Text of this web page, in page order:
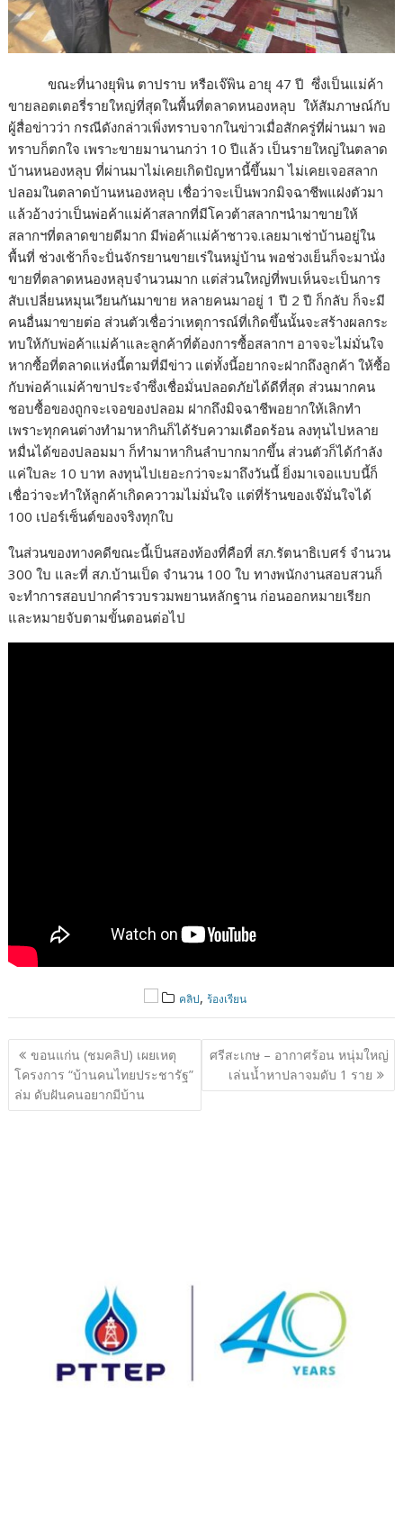
ขณะที่นางยุพิน ตาปราบ หรือเจ๊พิน อายุ 47 ปี ซึ่งเป็นแม่ค้า
ขายลอตเตอรี่รายใหญ่ที่สุดในพื้นที่ตลาดหนองหลุบ ให้สัมภาษณ์กับ
ผู้สื่อข่าวว่า กรณีดังกล่าวเพิ่งทราบจากในข่าวเมื่อสักครู่ที่ผ่านมา พอ
ทราบก็ตกใจ เพราะขายมานานกว่า 10 ปีแล้ว เป็นรายใหญ่ในตลาด
บ้านหนองหลุบ ที่ผ่านมาไม่เคยเกิดปัญหานี้ขึ้นมา ไม่เคยเจอสลาก
ปลอมในตลาดบ้านหนองหลุบ เชื่อว่าจะเป็นพวกมิจฉาชีพแฝงตัวมา
แล้วอ้างว่าเป็นพ่อค้าแม่ค้าสลากที่มีโควต้าสลากฯนำมาขายให้
สลากฯที่ตลาดขายดีมาก มีพ่อค้าแม่ค้าชาวจ.เลยมาเช่าบ้านอยู่ใน
พื้นที่ ช่วงเช้าก็จะปั่นจักรยานขายเร่ในหมู่บ้าน พอช่วงเย็นก็จะมานั่ง
ขายที่ตลาดหนองหลุบจำนวนมาก แต่ส่วนใหญ่ที่พบเห็นจะเป็นการ
สับเปลี่ยนหมุนเวียนกันมาขาย หลายคนมาอยู่ 1 ปี 2 ปี ก็กลับ ก็จะมี
คนอื่นมาขายต่อ ส่วนตัวเชื่อว่าเหตุการณ์ที่เกิดขึ้นนั้นจะสร้างผลกระ
ทบให้กับพ่อค้าแม่ค้าและลูกค้าที่ต้องการซื้อสลากฯ อาจจะไม่มั่นใจ
หากซื้อที่ตลาดแห่งนี้ตามที่มีข่าว แต่ทั้งนี้อยากจะฝากถึงลูกค้า ให้ซื้อ
กับพ่อค้าแม่ค้าขาประจำซึ่งเชื่อมั่นปลอดภัยได้ดีที่สุด ส่วนมากคน
ชอบซื้อของถูกจะเจอของปลอม ฝากถึงมิจฉาชีพอยากให้เลิกทำ
เพราะทุกคนต่างทำมาหากินก็ได้รับความเดือดร้อน ลงทุนไปหลาย
หมื่นได้ของปลอมมา ก็ทำมาหากินลำบากมากขึ้น ส่วนตัวก็ได้กำลัง
แค่ใบละ 10 บาท ลงทุนไปเยอะกว่าจะมาถึงวันนี้ ยิ่งมาเจอแบบนี้ก็
เชื่อว่าจะทำให้ลูกค้าเกิดควาวมไม่มั่นใจ แต่ที่ร้านของเจ๊มั่นใจได้
100 เปอร์เซ็นต์ของจริงทุกใบ
ในส่วนของทางคดีขณะนี้เป็นสองท้องที่คือที่ สภ.รัตนาธิเบศร์ จำนวน
300 ใบ และที่ สภ.บ้านเป็ด จำนวน 100 ใบ ทางพนักงานสอบสวนก็
จะทำการสอบปากคำรวบรวมพยานหลักฐาน ก่อนออกหมายเรียก
และหมายจับตามขั้นตอนต่อไป
คลิป, ร้องเรียน
แนะแนว
เรื่อง
ขอนแก่น (ชมคลิป) เผยเหตุ
โครงการ “บ้านคนไทยประชารัฐ”
ล่ม ดับฝันคนอยากมีบ้าน
ศรีสะเกษ – อากาศร้อน หนุ่มใหญ่
เล่นน้ำหาปลาจมดับ 1 ราย